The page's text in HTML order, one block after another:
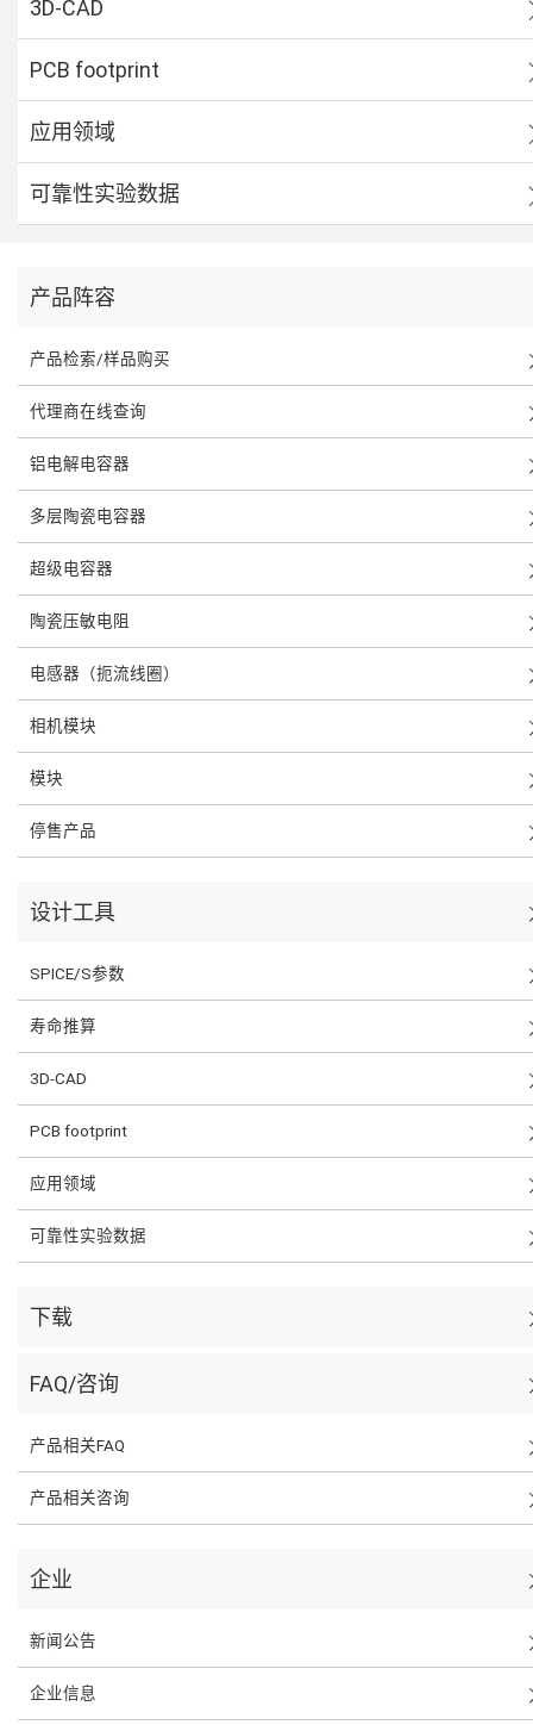
3D-CAD
PCB footprint
应用领域
可靠性实验数据
产品阵容
产品检索/样品购买
代理商在线查询
铝电解电容器
多层陶瓷电容器
超级电容器
陶瓷压敏电阻
电感器（扼流线圈）
相机模块
模块
停售产品
设计工具
SPICE/S参数
寿命推算
3D-CAD
PCB footprint
应用领域
可靠性实验数据
下载
FAQ/咨询
产品相关FAQ
产品相关咨询
企业
新闻公告
企业信息